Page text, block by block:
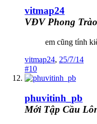
vitmap24
VĐV Phong Trào
em cũng tính
vitmap24, 25/7/14
#10
phuvitinh_pb
Mới Tập Cầu